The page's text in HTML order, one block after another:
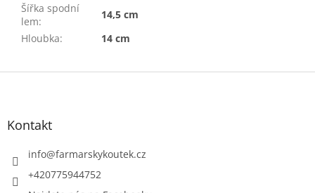
Šířka spodní
lem:
14,5 cm
Hloubka: 14 cm
Z
Kontakt
info@farmarskykoutek.cz
+420775944752